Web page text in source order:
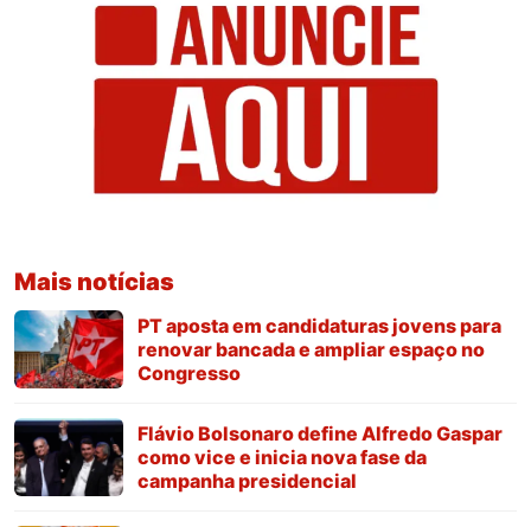
Mais notícias
PT aposta em candidaturas jovens para
renovar bancada e ampliar espaço no
Congresso
Flávio Bolsonaro define Alfredo Gaspar
como vice e inicia nova fase da
campanha presidencial